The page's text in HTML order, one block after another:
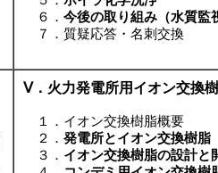
６． 今後の取り組み（水質監
７．質疑応答・名刺交換
Ⅴ．火力発電所用イオン交換
１．イオン交換樹脂概要
２． 発電所とイオン交換樹脂
３． イオン交換樹脂の設計と